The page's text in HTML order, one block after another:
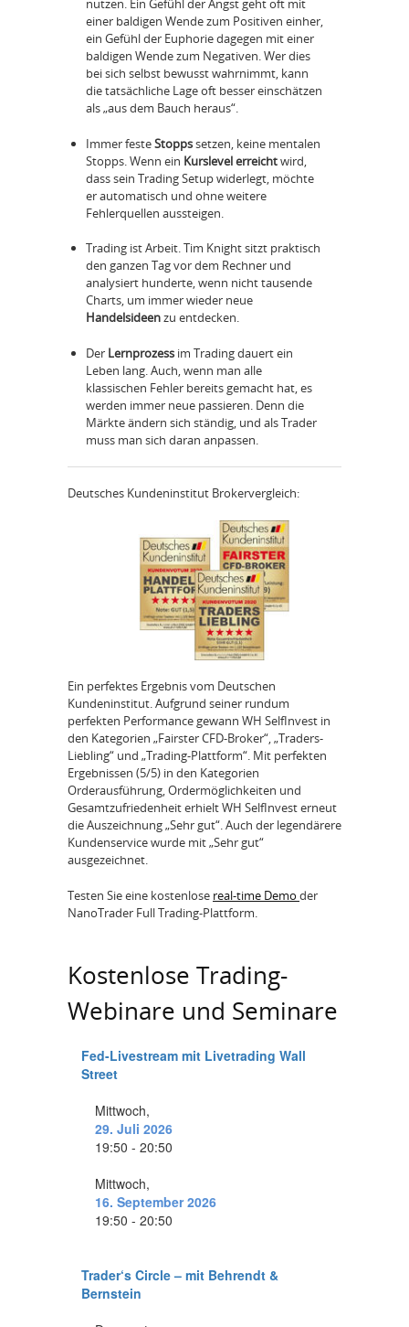
nutzen. Ein Gefühl der Angst geht oft mit
einer baldigen Wende zum Positiven einher,
ein Gefühl der Euphorie dagegen mit einer
baldigen Wende zum Negativen. Wer dies
bei sich selbst bewusst wahrnimmt, kann
die tatsächliche Lage oft besser einschätzen
als „aus dem Bauch heraus“.
Immer festeStoppssetzen, keine mentalen
Stopps. Wenn ein Kurslevel erreichtwird,
dass sein Trading Setup widerlegt, möchte
er automatisch und ohne weitere
Fehlerquellen aussteigen.
Trading ist Arbeit. Tim Knight sitzt praktisch
den ganzen Tag vor dem Rechner und
analysiert hunderte, wenn nicht tausende
Charts, um immer wieder neue
Handelsideenzu entdecken.
Der Lernprozess im Trading dauert ein
Leben lang. Auch, wenn man alle
klassischen Fehler bereits gemacht hat, es
werden immer neue passieren. Denn die
Märkte ändern sich ständig, und als Trader
muss man sich daran anpassen.
Deutsches Kundeninstitut Brokervergleich:
Ein perfektes Ergebnis vom Deutschen
Kundeninstitut. Aufgrund seiner rundum
perfekten Performance gewann WH SelfInvest in
den Kategorien „Fairster CFD-Broker“, „Traders-
Liebling“ und „Trading-Plattform“. Mit perfekten
Ergebnissen (5/5) in den Kategorien
Orderausführung, Ordermöglichkeiten und
Gesamtzufriedenheit erhielt WH SelfInvest erneut
die Auszeichnung „Sehr gut“. Auch der legendärere
Kundenservice wurde mit „Sehr gut“
ausgezeichnet.
Testen Sie eine kostenlose real-time Demo der
NanoTrader Full Trading-Plattform.
Kostenlose Trading-
Webinare und Seminare